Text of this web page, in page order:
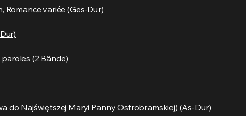
Romance variée (Ges-Dur)
(2 Bände)
do Najświętszej Maryi Panny Ostrobramskiej) (As-Dur)